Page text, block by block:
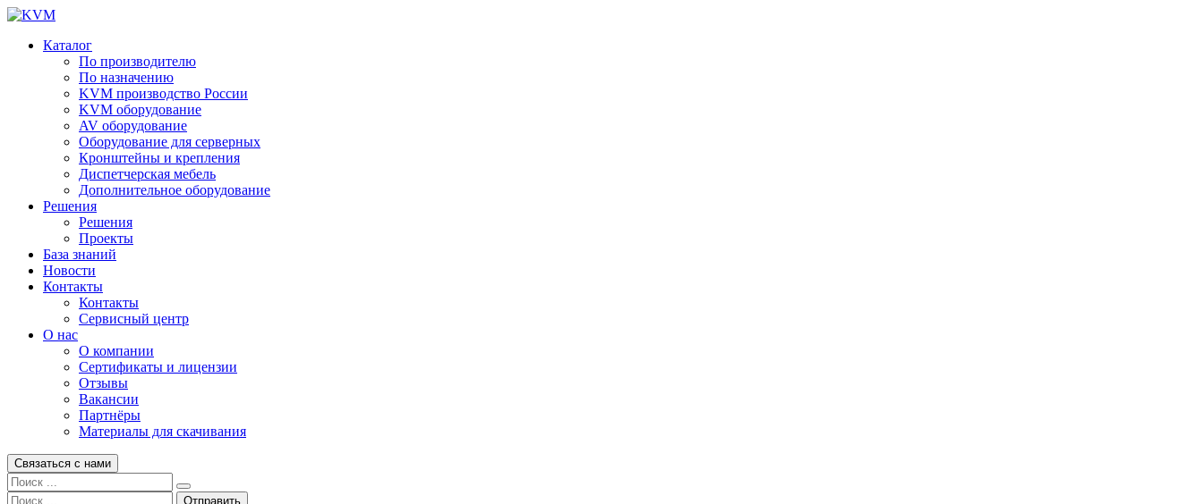
Каталог
По производителю
По назначению
KVM производство России
KVM оборудование
AV оборудование
Оборудование для серверных
Кронштейны и крепления
Диспетчерская мебель
Дополнительное оборудование
Решения
Решения
Проекты
База знаний
Новости
Контакты
Контакты
Сервисный центр
О нас
О компании
Сертификаты и лицензии
Отзывы
Вакансии
Партнёры
Материалы для скачивания
Связаться с нами